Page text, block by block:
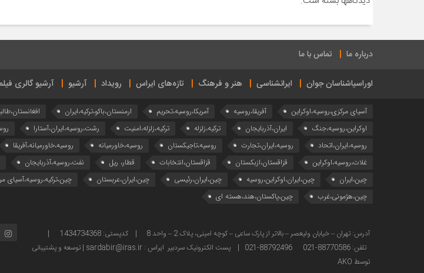
درباره ما تماس با ما
اوراسیاشناسان جوان ایرانشناسی هنر و فرهنگ تازه‌های ایراس رویداد آرشیو آرشیو گالری
آسیای مرکزی،روسیه،اوکراین آفریقا،روسیه آمریکا،روسیه،تحریم ارمنستان،باکو،ترکیه،ایران
اوکراین،روسیه،جنگ
ایران،آذربایجان ترکیه،زلزله ترکیه،زلزله،امنیت رشت،روسیه،ایران،آستارا
روسیه،ایران،اتحاد
روسیه،ایران،تجارت روسیه،تاجیکستان روسیه،خاورمیانه روسیه،خاورمیانه،آفریقا
غلات،روسیه،اوکراین
قزاقستان،ازبکستان قزاقستان،انتخابات قطار، ریل نفت،روسیه،آذربایجان
چین،ایران
چین،ایران،اوکراین،روسیه چین،ایران،رئیسی چین،ایران،عربستان چین،ترکیه،روسیه،آسیای
چین،هژمونی،غرب
چین،پاکستان،هند،هسته ای
آدرس: تهران – خیابان ولیعصر – بالاتر از پارک ساعی – کوچه امینی، پلاک 2 – واحد 8 | کدپستی: 1434734368 |
تلفن: 88770586-021 88792496-021 | پست الکترونیک سردبیر ایراس : sardabir@iras.ir |
توسعه و پشتیبانی
توسط AKO